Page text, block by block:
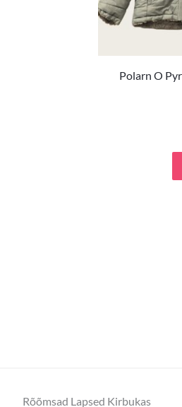
Polarn O
Rõõmsad Lapsed Kirbukas